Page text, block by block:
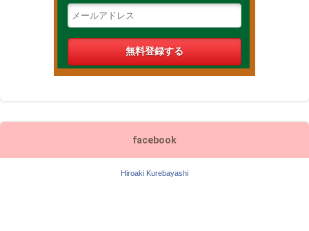
facebook
Hiroaki Kurebayashi